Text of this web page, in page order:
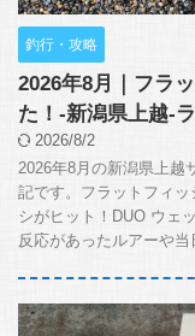
釣行・攻略
2026年8月｜フラ
た！-新潟県上越-
2026/8/2
2026年8月の新潟県上越
記です。フラットフィ
シがヒット！DUO ウェ
反応があったルアーや当